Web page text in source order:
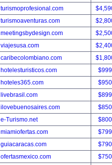
turismoprofesional.com
turismoaventuras.com
meetingsbydesign.com
viajesusa.com
caribecolombiano.com
hotelesturisticos.com
hoteles365.com
livebrasil.com
ilovebuenosaires.com
e-Turismo.net
miamiofertas.com
guiacaracas.com
ofertasmexico.com